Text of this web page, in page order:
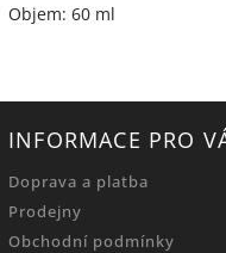
Objem: 60 ml
INFORMACE PRO
Doprava a platba
Prodejny
Obchodní podmínky